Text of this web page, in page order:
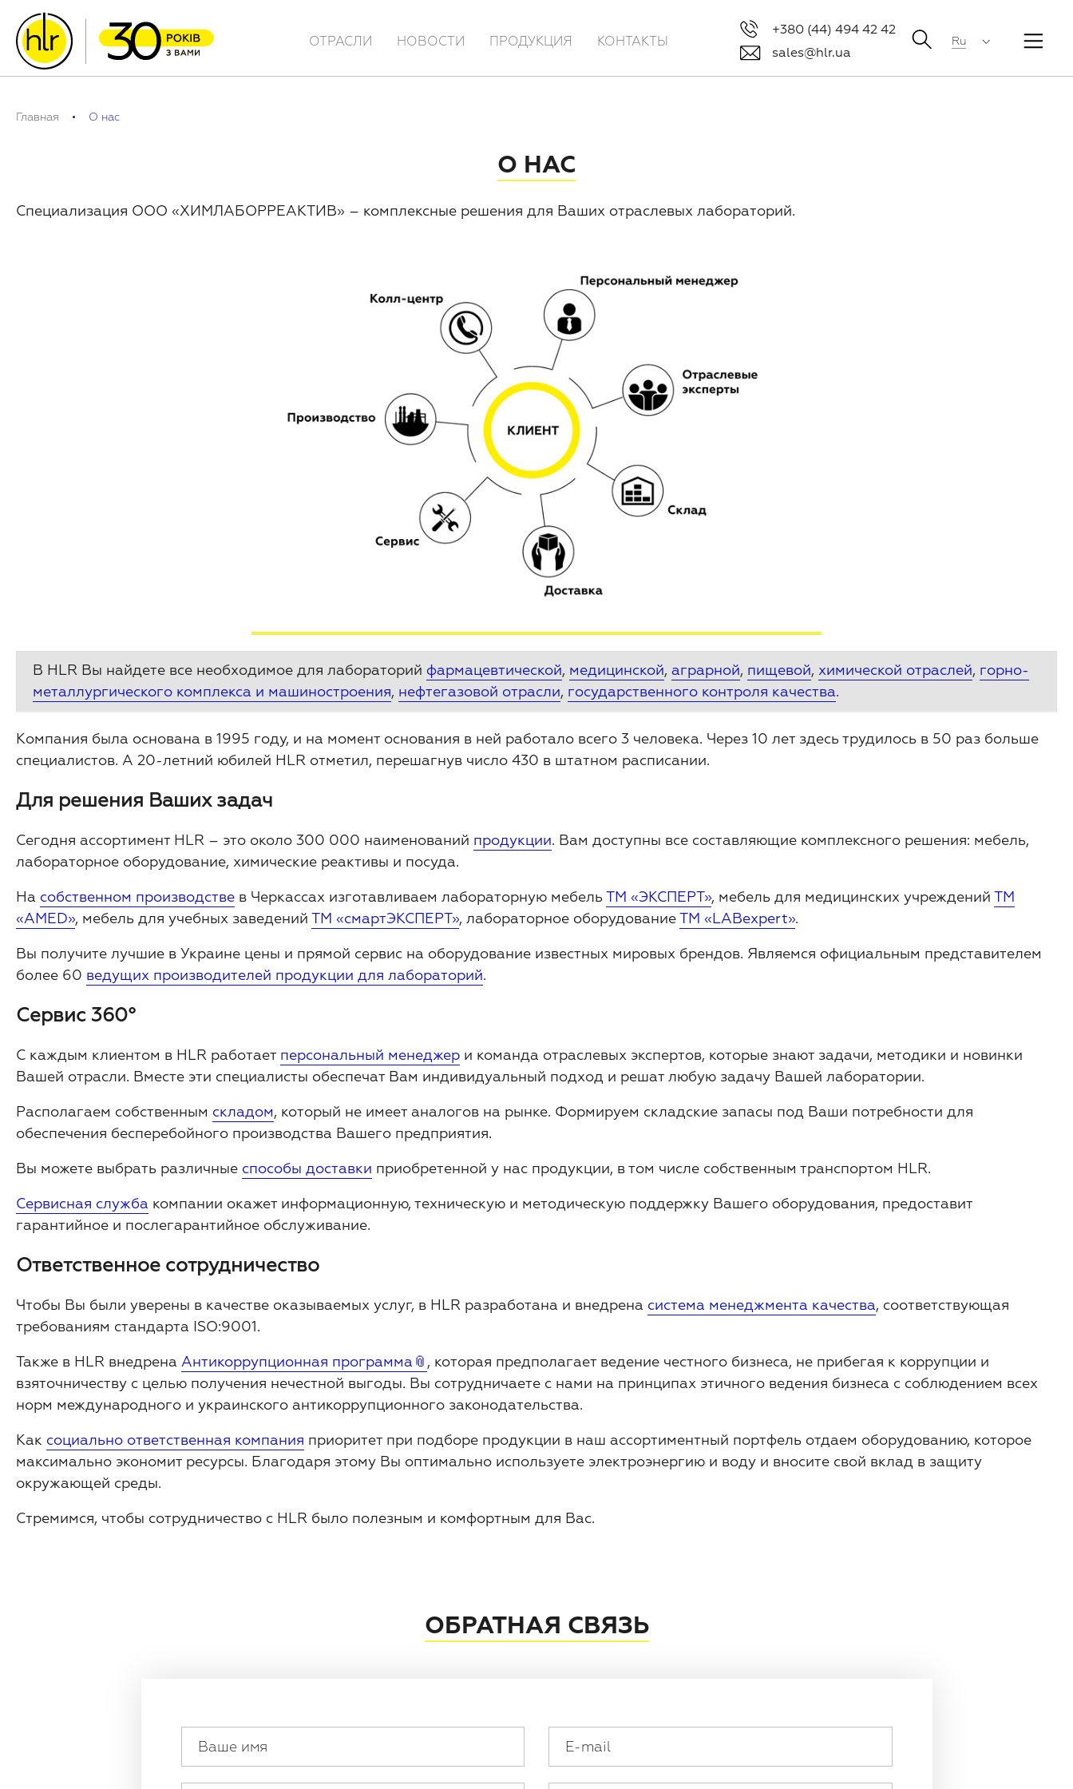
ОТРАСЛИ НОВОСТИ ПРОДУКЦИЯ КОНТАКТЫ
+380 (44) 494 42 42
sales@hlr.ua
Ru
Главная О нас
О НАС
Специализация ООО «ХИМЛАБОРРЕАКТИВ» – комплексные решения для Ваших отраслевых лабораторий.
В HLR Вы найдете все необходимое для лабораторий фармацевтической, медицинской, аграрной, пищевой, химической отраслей, горно-
металлургического комплекса и машиностроения, нефтегазовой отрасли, государственного контроля качества.
Компания была основана в 1995 году, и на момент основания в ней работало всего 3 человека. Через 10 лет здесь трудилось в 50 раз больше
специалистов. А 20-летний юбилей HLR отметил, перешагнув число 430 в штатном расписании.
Для решения Ваших задач
Сегодня ассортимент HLR – это около 300 000 наименований продукции. Вам доступны все составляющие комплексного решения: мебель,
лабораторное оборудование, химические реактивы и посуда.
На собственном производстве в Черкассах изготавливаем лабораторную мебель ТМ «ЭКСПЕРТ», мебель для медицинских учреждений ТМ
«AMED», мебель для учебных заведений ТМ «смартЭКСПЕРТ», лабораторное оборудованиеТМ «LABexpert».
Вы получите лучшие в Украине цены и прямой сервис на оборудование известных мировых брендов. Являемся официальным представителем
более 60 ведущих производителей продукции для лабораторий.
Сервис 360°
С каждым клиентом в HLR работает персональный менеджер и команда отраслевых экспертов, которые знают задачи, методики и новинки
Вашей отрасли. Вместе эти специалисты обеспечат Вам индивидуальный подход и решат любую задачу Вашей лаборатории.
Располагаем собственным складом, который не имеет аналогов на рынке. Формируем складские запасы под Ваши потребности для
обеспечения бесперебойного производства Вашего предприятия.
Вы можете выбрать различные способы доставки приобретенной у нас продукции, в том числе собственным транспортом HLR.
Сервисная служба компании окажет информационную, техническую и методическую поддержку Вашего оборудования, предоставит
гарантийное и послегарантийное обслуживание.
Ответственное сотрудничество
Чтобы Вы были уверены в качестве оказываемых услуг, в HLR разработана и внедрена система менеджмента качества, соответствующая
требованиям стандарта ISO:9001.
Также в HLR внедрена Антикоррупционная программа
, которая предполагает ведение честного бизнеса, не прибегая к коррупции и
взяточничеству с целью получения нечестной выгоды. Вы сотрудничаете с нами на принципах этичного ведения бизнеса с соблюдением всех
норм международного и украинского антикоррупционного законодательства.
Как социально ответственная компания приоритет при подборе продукции в наш ассортиментный портфель отдаем оборудованию, которое
максимально экономит ресурсы. Благодаря этому Вы оптимально используете электроэнергию и воду и вносите свой вклад в защиту
окружающей среды.
Стремимся, чтобы сотрудничество с HLR было полезным и комфортным для Вас.
ОБРАТНАЯ СВЯЗЬ